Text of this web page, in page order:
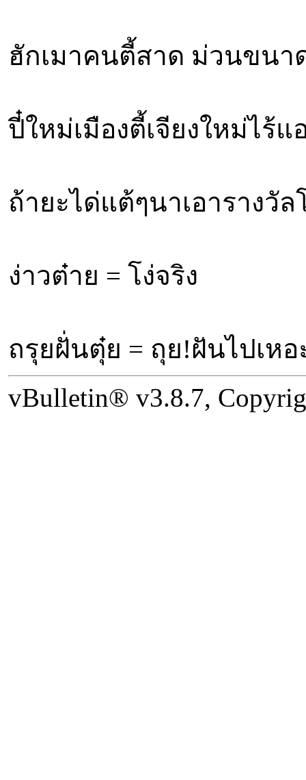
ฮักเมาคนตี้สาด ม่วนขนา
ปี๋ใหม่เมืองตี้เจียงใหม่ไร้
ถ้ายะได่แต้ๆนาเอารางวั
ง่าวต๋าย = โง่จริง
ถรุยฝั่นตุ๋ย = ถุย!ฝันไปเหอ
vBulletin® v3.8.7,